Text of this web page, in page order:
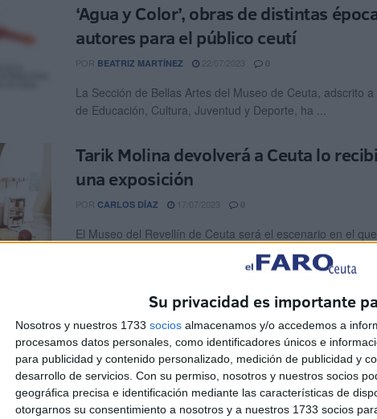
Su privacidad es importante
Nosotros y nuestros 1733 socios almacenamos y/o accedemos a
procesamos datos personales, como identificadores únicos e
para publicidad y contenido personalizado, medición de publicidad y
desarrollo de servicios. Con su permiso, nosotros y nuestros socios
geográfica precisa e identificación mediante las características de
otorgarnos su consentimiento a nosotros y a nuestros 1733 socios
‘Agua y Color’, obras de distintas
autores para el público ceutí
POR BEATRIZ MARTÍNEZ 22/07/2023 0
La Sección de Bellas Artes del Museo de Ceuta, adscrito
de Educación, Cultura, Juventud y Deporte, ha ...
Tarik Molina devolverá a Ceuta lo
una exposición
POR CARLOS DÍAZ 17/07/2023 0
El Museo del Revellín de Ceuta será el escenario en el
encontrará la exposición de pintura ‘Recuerdos’. Una ...
La historia del edificio de colores, el
Porter' que fascinó a Ceuta
POR PAOLA PÉREZ CUENDA 15/07/2023 6
Adiós al edificio de colores como lo conocíamos. El
Prêt à Porter que alegraba la calle Real ...